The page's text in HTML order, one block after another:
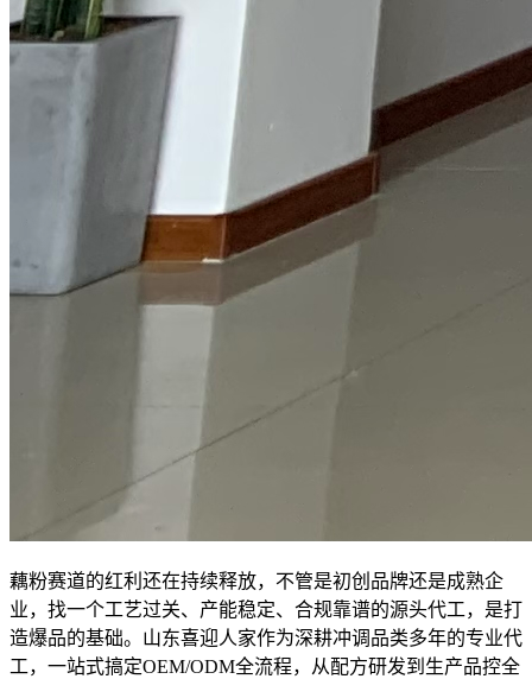
藕粉赛道的红利还在持续释放，不管是初创品牌还是成熟企
业，找一个工艺过关、产能稳定、合规靠谱的源头代工，是打
造爆品的基础。山东喜迎人家作为深耕冲调品类多年的专业代
工，一站式搞定OEM/ODM全流程，从配方研发到生产品控全